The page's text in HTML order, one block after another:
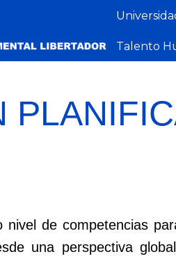
Talento
nivel de competencias
una perspectiva